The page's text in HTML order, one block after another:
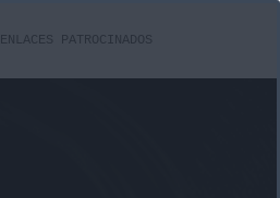
ENLACES PATROCINADOS